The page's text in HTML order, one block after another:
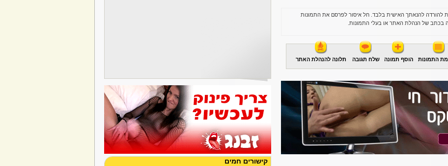
להורדה להנאתך האישית בלבד. חל איסור לפרסם את התמונות
בכתב של הנהלת האתר או בעלי התמונות.
התמונות הוסף תמונה שלח תגובה תלונה להנהלת האתר
קישורים חמים